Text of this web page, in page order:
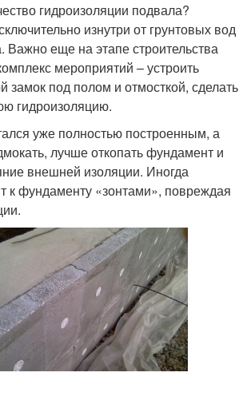
гидроизоляции подвала?
изнутри от грунтовых вод
еще на этапе строительства
мероприятий – устроить
замок под полом и отмосткой, сделать
гидроизоляцию.
уже полностью построенным, а
лучше откопать фундамент и
внешней изоляции. Иногда
к фундаменту «зонтами», повреждая